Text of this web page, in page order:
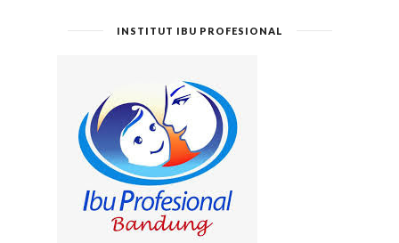
INSTITUT IBU PROFESIONAL